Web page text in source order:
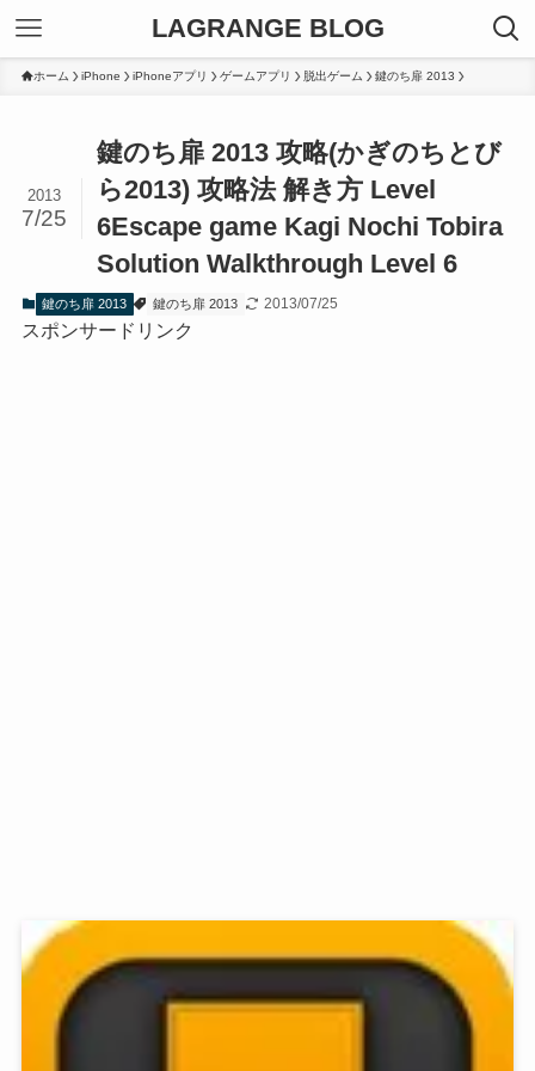
LAGRANGE BLOG
ホーム iPhone iPhoneアプリ ゲームアプリ 脱出ゲーム 鍵のち扉 2013
鍵のち扉 2013 攻略(かぎのちとび
ら2013) 攻略法 解き方 Level
6Escape game Kagi Nochi Tobira
Solution Walkthrough Level 6
2013
7/25
鍵のち扉 2013 鍵のち扉 2013 2013/07/25
スポンサードリンク